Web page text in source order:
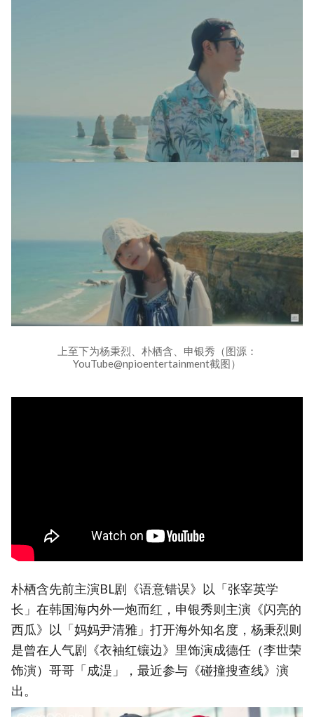
上至下为杨秉烈、朴栖含、申银秀（图源：
YouTube@npioentertainment截图）
朴栖含先前主演BL剧《语意错误》以「张宰英学
长」在韩国海内外一炮而红，申银秀则主演《闪亮的
西瓜》以「妈妈尹清雅」打开海外知名度，杨秉烈则
是曾在人气剧《衣袖红镶边》里饰演成德任（李世荣
饰演）哥哥「成湜」，最近参与《碰撞搜查线》演
出。